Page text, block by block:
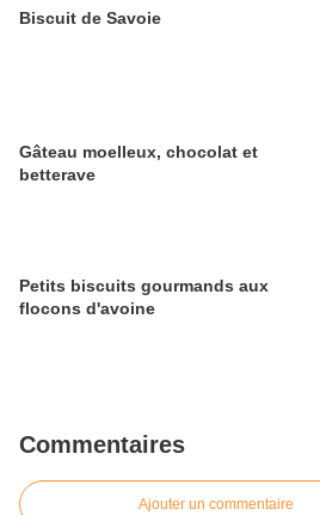
Biscuit de Savoie
Gâteau moelleux, chocolat et
betterave
Petits biscuits gourmands aux
flocons d'avoine
Commentaires
Ajouter un commentaire